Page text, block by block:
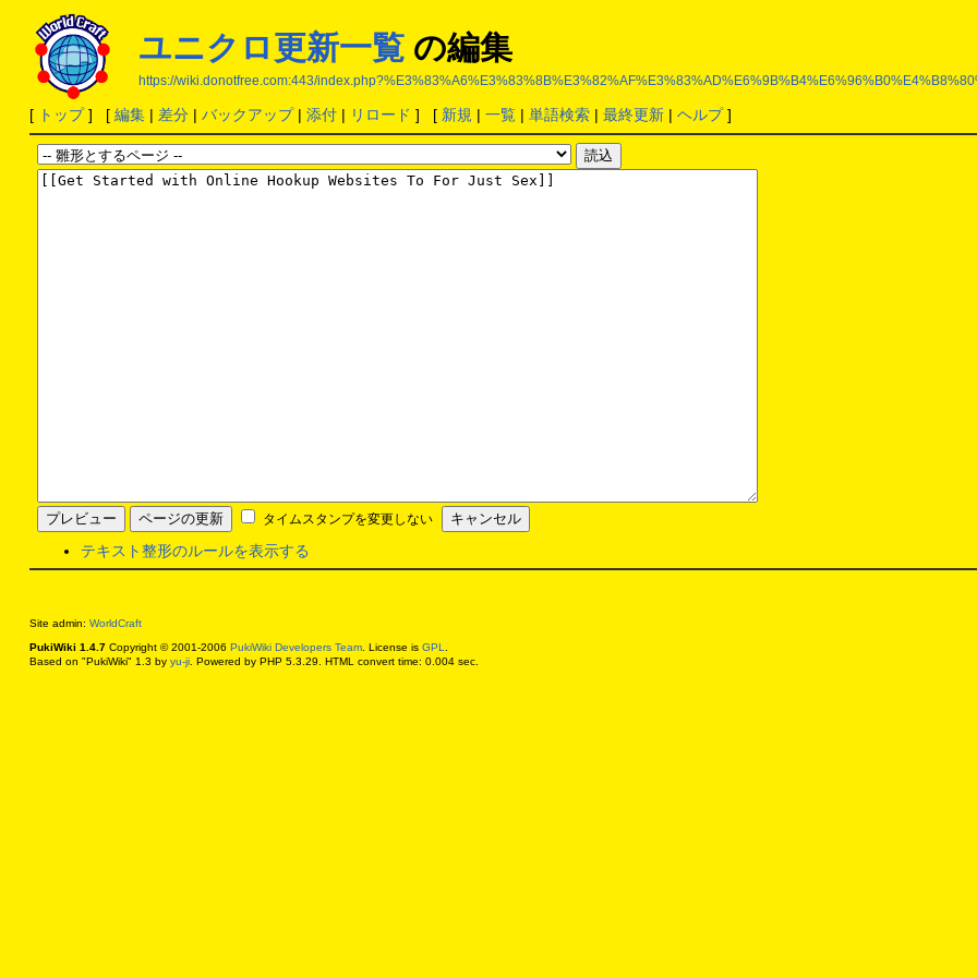
ユニクロ更新一覧の編集
https://wiki.donotfree.com:443/
[ トップ] [ 編集| 差分| バックアップ| 添付| リロード ] [ 新規 | 一覧| 単語検索| 最終更新| ヘルプ]
タイムスタンプを変更しない
テキスト整形のルールを表示する
Site admin: WorldCraft
PukiWiki 1.4.7Copyright © 2001-2006 PukiWiki Developers Team. License is GPL
Based on "PukiWiki" 1.3 by yu-ji. Powered by PHP 5.3.29. HTML convert time: 0.004 sec.